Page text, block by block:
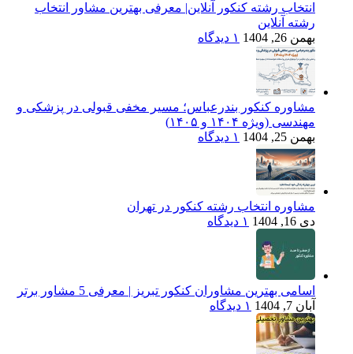
انتخاب رشته کنکور آنلاین| معرفی بهترین مشاور انتخاب
رشته آنلاین
بهمن 26, 1404
۱ دیدگاه
مشاوره کنکور بندرعباس؛ مسیر مخفی قبولی در پزشکی و
مهندسی (ویژه ۱۴۰۴ و ۱۴۰۵)
بهمن 25, 1404
۱ دیدگاه
مشاوره انتخاب رشته کنکور در تهران
دی 16, 1404
۱ دیدگاه
اسامی بهترین مشاوران کنکور تبریز | معرفی 5 مشاور برتر
آبان 7, 1404
۱ دیدگاه